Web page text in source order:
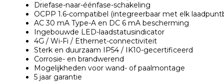
Driefase-naar-éénfase-schakeling
OCPP 1.6-compatibel (integreerbaar met elk
AC 30 mA Type-A en DC 6 mA bescherming
Ingebouwde LED-laadstatusindicator
4G / Wi-Fi / Ethernet-connectiviteit
Sterk en duurzaam IP54 / IK10-gecertificeerd
Corrosie- en brandwerend
Mogelijkheden voor wand- of paalmontage
5 jaar garantie